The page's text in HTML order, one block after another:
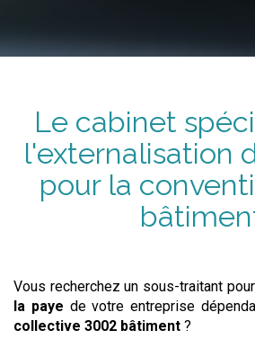
Le cabinet
l'externalisation
pour la
Vous recherchez un sous-traitant
la paye de votre entreprise
collective 3002 bâtiment ?